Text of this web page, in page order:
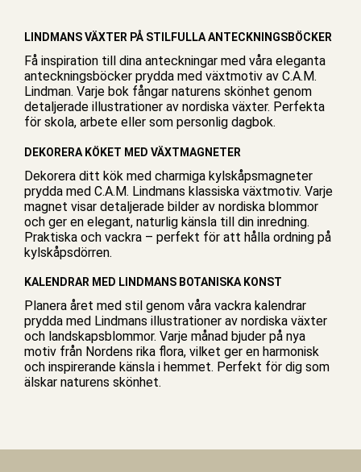
LINDMANS VÄXTER PÅ STILFULLA ANTECKNINGSBÖCKER
Få inspiration till dina anteckningar med våra eleganta
anteckningsböcker prydda med växtmotiv av C.A.M.
Lindman. Varje bok fångar naturens skönhet genom
detaljerade illustrationer av nordiska växter. Perfekta
för skola, arbete eller som personlig dagbok.
DEKORERA KÖKET MED VÄXTMAGNETER
Dekorera ditt kök med charmiga kylskåpsmagneter
prydda med C.A.M. Lindmans klassiska växtmotiv. Varje
magnet visar detaljerade bilder av nordiska blommor
och ger en elegant, naturlig känsla till din inredning.
Praktiska och vackra – perfekt för att hålla ordning på
kylskåpsdörren.
KALENDRAR MED LINDMANS BOTANISKA KONST
Planera året med stil genom våra vackra kalendrar
prydda med Lindmans illustrationer av nordiska växter
och landskapsblommor. Varje månad bjuder på nya
motiv från Nordens rika flora, vilket ger en harmonisk
och inspirerande känsla i hemmet. Perfekt för dig som
älskar naturens skönhet.